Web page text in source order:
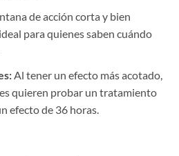
de acción corta y bien
para quienes saben cuándo
Al tener un efecto más acotado,
quieren probar un tratamiento
efecto de 36 horas.